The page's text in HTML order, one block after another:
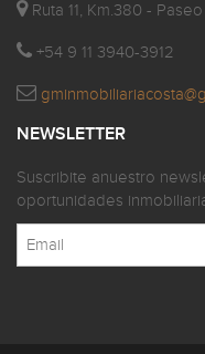
Ruta 11, Km.380 -
+54 9 11 3940-3912
NEWSLETTER
Suscribite anuestro
oportunidades